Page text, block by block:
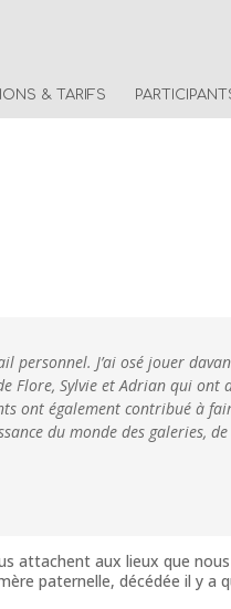
& TARIFS
personnel. J’ai osé jouer
Flore, Sylvie et Adrian qui ont
ont également contribué à
du monde des galeries,
attachent aux lieux que
paternelle, décédée il y a